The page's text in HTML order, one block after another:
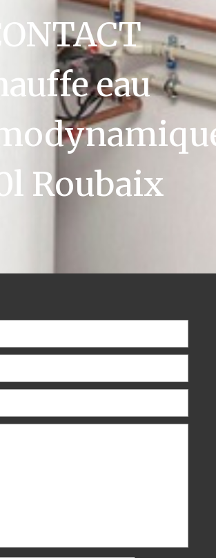
CONTACT
eau
Roubaix